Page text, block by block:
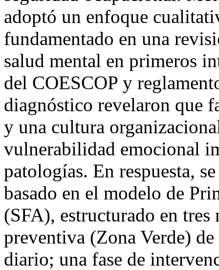
adoptó un enfoque
fundamentado en una
salud mental en primeros
del COESCOP y
diagnóstico revelaron que
y una cultura
vulnerabilidad emocional
patologías. En respuesta,
basado en el modelo de
(SFA), estructurado en tres
preventiva (Zona Verde)
diario; una fase de